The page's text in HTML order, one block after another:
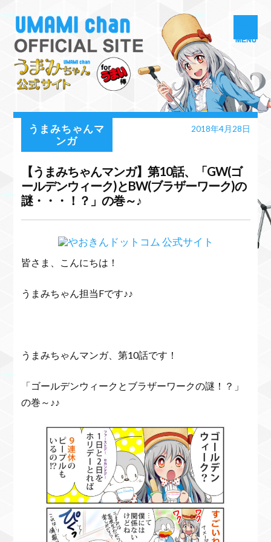
うまみちゃんマ
ンガ
2018年4月28日
【うまみちゃんマンガ】第10話、「GW(ゴ
ールデンウィーク)とBW(ブラザーワーク)の
謎・・・！？」の巻～♪
皆さま、こんにちは！
うまみちゃん担当Fです♪♪
うまみちゃんマンガ、第10話です！
「ゴールデンウィークとブラザーワークの謎！？」
の巻～♪♪